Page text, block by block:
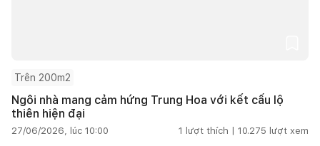
Trên 200m2
Ngôi nhà mang cảm hứng Trung Hoa với kết cấu lộ
thiên hiện đại
27/06/2026, lúc 10:00 1 lượt thích | 10.275 lượt xem